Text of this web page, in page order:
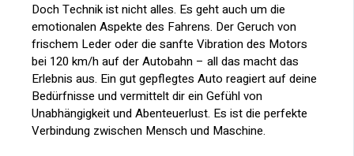
Doch Technik ist nicht alles. Es geht auch um die
emotionalen Aspekte des Fahrens. Der Geruch von
frischem Leder oder die sanfte Vibration des Motors
bei 120 km/h auf der Autobahn – all das macht das
Erlebnis aus. Ein gut gepflegtes Auto reagiert auf deine
Bedürfnisse und vermittelt dir ein Gefühl von
Unabhängigkeit und Abenteuerlust. Es ist die perfekte
Verbindung zwischen Mensch und Maschine.